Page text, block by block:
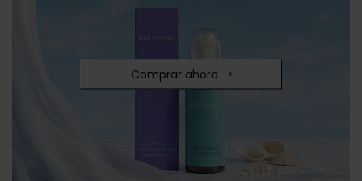
Comprar ahora